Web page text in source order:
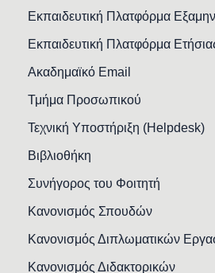
Εκπαιδευτική Πλατφόρμα
Εκπαιδευτική Πλατφόρμα
Ακαδημαϊκό Email
Τμήμα Προσωπικού
Τεχνική Υποστήριξη (Helpdesk)
Βιβλιοθήκη
Συνήγορος του Φοιτητή
Κανονισμός Σπουδών
Κανονισμός Διπλωματικών
Κανονισμός Διδακτορικών